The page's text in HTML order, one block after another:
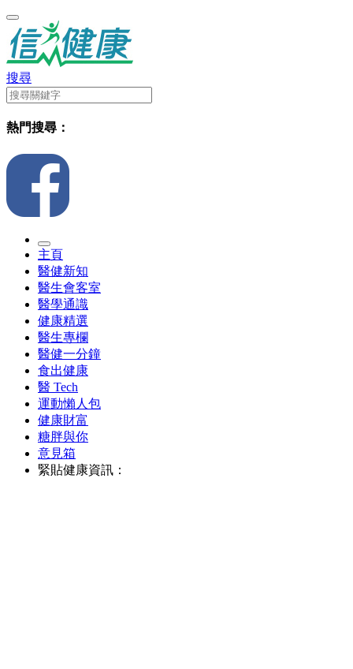
搜尋
熱門搜尋：
主頁
醫健新知
醫生會客室
醫學通識
健康精選
醫生專欄
醫健一分鐘
食出健康
醫 Tech
運動懶人包
健康財富
糖胖與你
意見箱
緊貼健康資訊：